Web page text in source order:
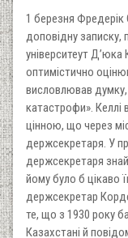
1 березня Фредерік
доповідну записку,
університеут
оптимістично
висловлював
катастрофи». Келлі
цінною, що через
держсекретаря. У
держсекретаря
йому було б цікаво
держсекретар
те, що з 1930 року
Казахстані й